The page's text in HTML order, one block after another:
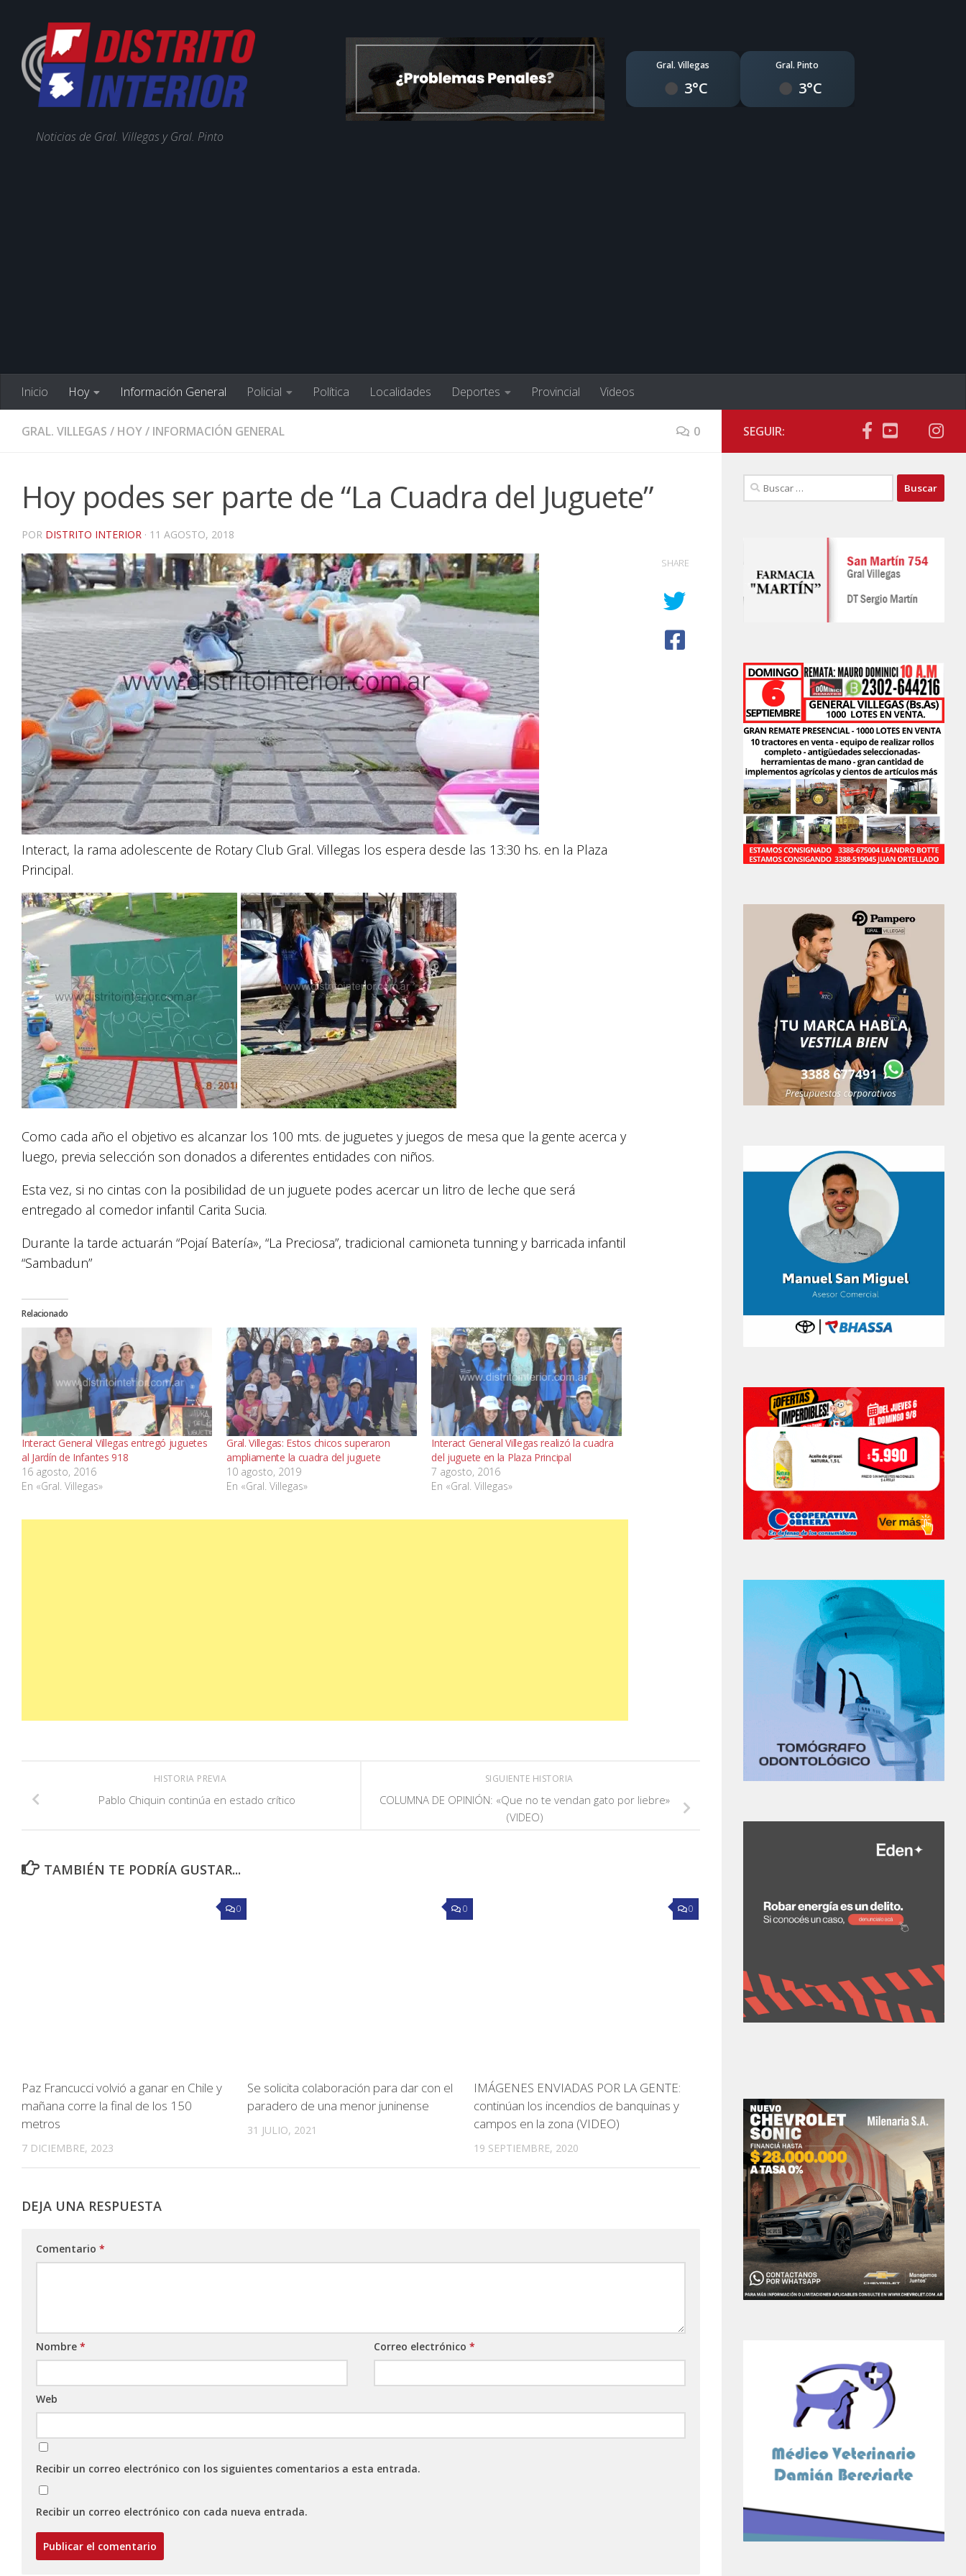
Noticias de Gral. Villegas y Gral. Pinto
Gral. Villegas
3°C
Gral. Pinto
3°C
Inicio Hoy Información General Policial Política Localidades Deportes Provincial Videos
GRAL. VILLEGAS / HOY/ INFORMACIÓN GENERAL 0
Hoy podes ser parte de “La Cuadra del Juguete”
POR DISTRITO INTERIOR · 11 AGOSTO, 2018
Interact, la rama adolescente de Rotary Club Gral. Villegas los espera desde las 13:30 hs. en la Plaza
Principal.
Como cada año el objetivo es alcanzar los 100 mts. de juguetes y juegos de mesa que la gente acerca y
luego, previa selección son donados a diferentes entidades con niños.
Esta vez, si no cintas con la posibilidad de un juguete podes acercar un litro de leche que será
entregado al comedor infantil Carita Sucia.
Durante la tarde actuarán “Pojaí Batería», “La Preciosa”, tradicional camioneta tunning y barricada infantil
“Sambadun”
Relacionado
Interact General Villegas entregó juguetes
al Jardín de Infantes 918
16 agosto, 2016
En «Gral. Villegas»
Gral. Villegas: Estos chicos superaron
ampliamente la cuadra del juguete
10 agosto, 2019
En «Gral. Villegas»
Interact General Villegas realizó la cuadra
del juguete en la Plaza Principal
7 agosto, 2016
En «Gral. Villegas»
SHARE
SIGUIENTE HISTORIA
COLUMNA DE OPINIÓN: «Que no te vendan gato por liebre»
(VIDEO)
HISTORIA PREVIA
Pablo Chiquin continúa en estado crítico
TAMBIÉN TE PODRÍA GUSTAR...
0
Paz Francucci volvió a ganar en Chile y
mañana corre la final de los 150
metros
7 DICIEMBRE, 2023
0
Se solicita colaboración para dar con el
paradero de una menor juninense
31 JULIO, 2021
0
IMÁGENES ENVIADAS POR LA GENTE:
continúan los incendios de banquinas y
campos en la zona (VIDEO)
19 SEPTIEMBRE, 2020
DEJA UNA RESPUESTA
Comentario *
Nombre * Correo electrónico*
Web
Recibir un correo electrónico con los siguientes comentarios a esta entrada.
Recibir un correo electrónico con cada nueva entrada.
SEGUIR:
Buscar: